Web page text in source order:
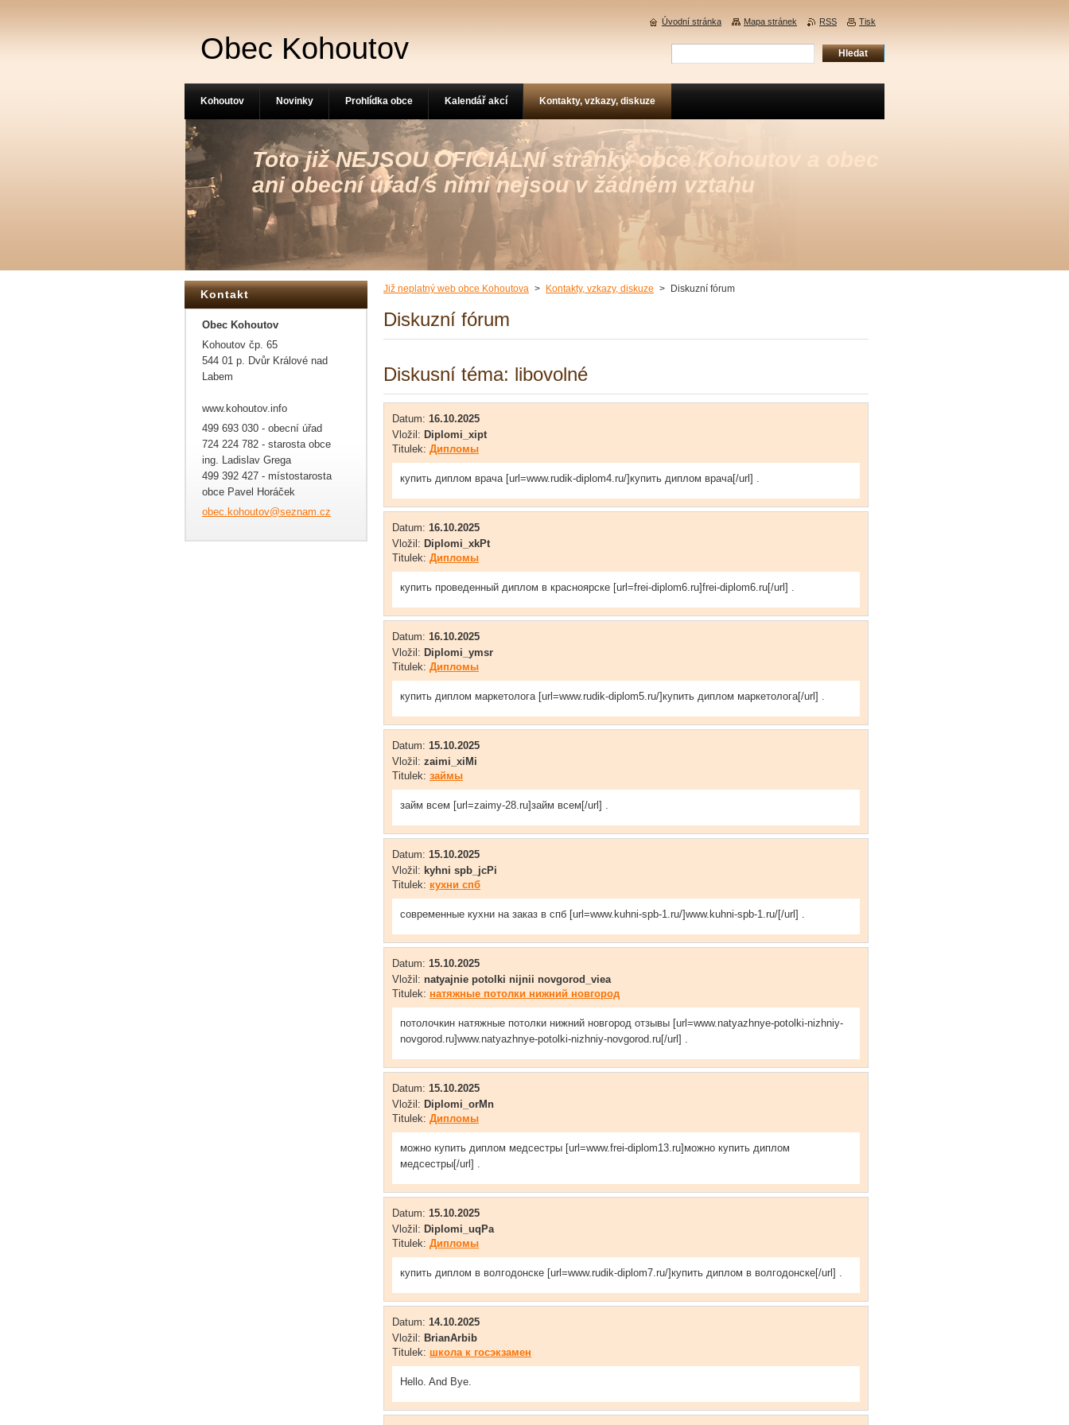
Obec Kohoutov
Toto již NEJSOU OFICIÁLNÍ stránky obce Kohoutov a obec
ani obecní úřad s nimi nejsou v žádném vztahu
Již neplatný web obce Kohoutova > Kontakty, vzkazy, diskuze > Diskuzní fórum
Diskuzní fórum
Diskusní téma: libovolné
Datum: 16.10.2025
Vložil: Diplomi_xipt
Titulek: Дипломы
купить диплом врача [url=www.rudik-diplom4.ru/]купить диплом врача[/url] .
Datum: 16.10.2025
Vložil: Diplomi_xkPt
Titulek: Дипломы
купить проведенный диплом в красноярске [url=frei-diplom6.ru]frei-diplom6.ru[/url] .
Datum: 16.10.2025
Vložil: Diplomi_ymsr
Titulek: Дипломы
купить диплом маркетолога [url=www.rudik-diplom5.ru/]купить диплом маркетолога[/url] .
Datum: 15.10.2025
Vložil: zaimi_xiMi
Titulek: займы
займ всем [url=zaimy-28.ru]займ всем[/url] .
Datum: 15.10.2025
Vložil: kyhni spb_jcPi
Titulek: кухни спб
современные кухни на заказ в спб [url=www.kuhni-spb-1.ru/]www.kuhni-spb-1.ru/[/url] .
Datum: 15.10.2025
Vložil: natyajnie potolki nijnii novgorod_viea
Titulek: натяжные потолки нижний новгород
потолочкин натяжные потолки нижний новгород отзывы [url=www.natyazhnye-potolki-nizhniy-
novgorod.ru]www.natyazhnye-potolki-nizhniy-novgorod.ru[/url] .
Datum: 15.10.2025
Vložil: Diplomi_orMn
Titulek: Дипломы
можно купить диплом медсестры [url=www.frei-diplom13.ru]можно купить диплом
медсестры[/url] .
Datum: 15.10.2025
Vložil: Diplomi_uqPa
Titulek: Дипломы
купить диплом в волгодонске [url=www.rudik-diplom7.ru/]купить диплом в волгодонске[/url] .
Datum: 14.10.2025
Vložil: BrianArbib
Titulek: школа к госэкзамен
Hello. And Bye.
Kontakt
Obec Kohoutov
Kohoutov čp. 65
544 01 p. Dvůr Králové nad
Labem
www.kohoutov.info
499 693 030 - obecní úřad
724 224 782 - starosta obce
ing. Ladislav Grega
499 392 427 - místostarosta
obce Pavel Horáček
obec.kohoutov@seznam.cz
Kohoutov Novinky Prohlídka obce Kalendář akcí Kontakty, vzkazy, diskuze
Úvodní stránka Mapa stránek RSS Tisk